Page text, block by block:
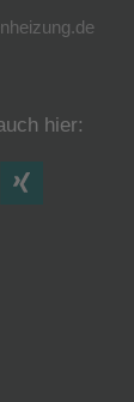
hier:
Xing